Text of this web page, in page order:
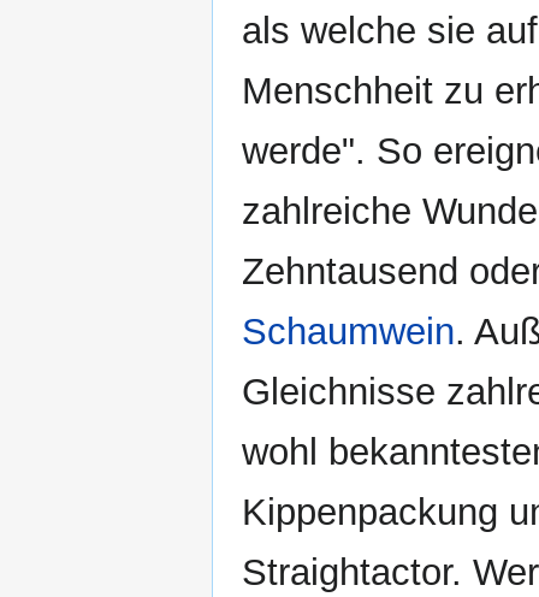
als welche sie
Menschheit zu
werde". So
zahlreiche
Zehntausend
Schaumwein.
Gleichnisse
wohl
Kippenpackung
Straightactor.